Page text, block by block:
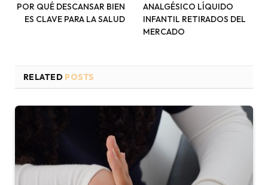
POR QUÉ DESCANSAR BIEN
ES CLAVE PARA LA SALUD
ANALGÉSICO LÍQUIDO
INFANTIL RETIRADOS DEL
MERCADO
RELATED POSTS